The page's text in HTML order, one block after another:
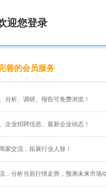
迎您登录
善的会员服务
分析、调研、报告可免费浏览！
企业招聘信息、最新企业动态！
家交流，拓展行业人脉！
，分析当前行情走势，预测未来市场